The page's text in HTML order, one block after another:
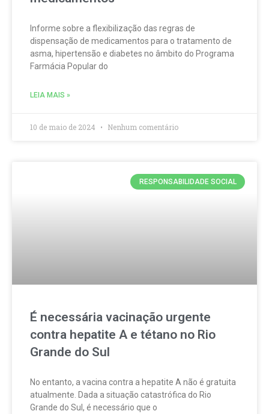
Informe sobre a flexibilização das regras de
dispensação de medicamentos para o tratamento de
asma, hipertensão e diabetes no âmbito do Programa
Farmácia Popular do
LEIA MAIS »
10 de maio de 2024 Nenhum comentário
RESPONSABILIDADE SOCIAL
É necessária vacinação urgente
contra hepatite A e tétano no Rio
Grande do Sul
No entanto, a vacina contra a hepatite A não é gratuita
atualmente. Dada a situação catastrófica do Rio
Grande do Sul, é necessário que o